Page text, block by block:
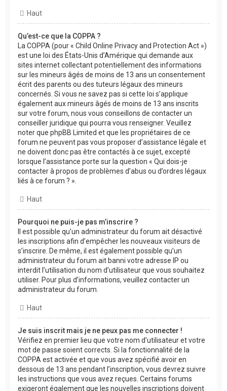
Haut
Qu’est-ce que la COPPA ?
La COPPA (pour « Child Online Privacy and Protection Act »)
est une loi des États-Unis d’Amérique qui demande aux
sites internet collectant potentiellement des informations
sur les mineurs âgés de moins de 13 ans un consentement
écrit des parents ou des tuteurs légaux des mineurs
concernés. Si vous ne savez pas si cette loi s’applique
également aux mineurs âgés de moins de 13 ans inscrits
sur votre forum, nous vous conseillons de contacter un
conseiller juridique qui pourra vous renseigner. Veuillez
noter que phpBB Limited et que les propriétaires de ce
forum ne peuvent pas vous proposer d’assistance légale et
ne doivent donc pas être contactés à ce sujet, excepté
lorsque l’assistance porte sur la question « Qui dois-je
contacter à propos de problèmes d’abus ou d’ordres légaux
liés à ce forum ? ».
Haut
Pourquoi ne puis-je pas m’inscrire ?
Il est possible qu’un administrateur du forum ait désactivé
les inscriptions afin d’empêcher les nouveaux visiteurs de
s’inscrire. De même, il est également possible qu’un
administrateur du forum ait banni votre adresse IP ou
interdit l’utilisation du nom d’utilisateur que vous souhaitez
utiliser. Pour plus d’informations, veuillez contacter un
administrateur du forum.
Haut
Je suis inscrit mais je ne peux pas me connecter !
Vérifiez en premier lieu que votre nom d’utilisateur et votre
mot de passe soient corrects. Si la fonctionnalité de la
COPPA est activée et que vous avez spécifié avoir en
dessous de 13 ans pendant l’inscription, vous devrez suivre
les instructions que vous avez reçues. Certains forums
exigeront également que les nouvelles inscriptions doivent